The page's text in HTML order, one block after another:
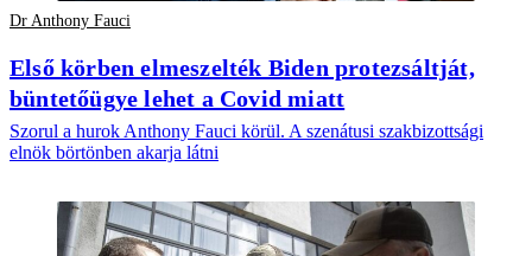
Dr Anthony Fauci
Első körben elmeszelték Biden protezsáltját,
büntetőügye lehet a Covid miatt
Szorul a hurok Anthony Fauci körül. A szenátusi szakbizottsági
elnök börtönben akarja látni